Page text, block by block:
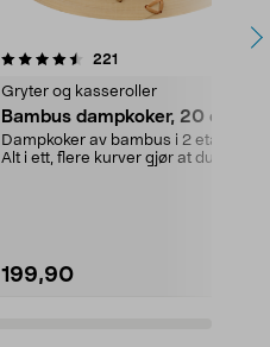
221
Gryter og kasseroller
Bambus dampkoker, 20 cm
Dampkoker av bambus i 2 etasjer.
Alt i ett, flere kurver gjør at du kan
199,90
4.5 av 5 stjerner